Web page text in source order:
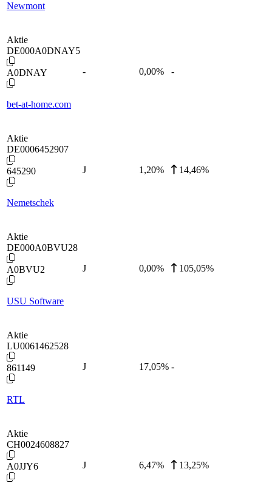
Newmont
Aktie
DE000A0DNAY5
A0DNAY
bet-at-home.com
- 0,00% -
Aktie
DE0006452907
645290
Nemetschek
J 1,20% 14,46%
Aktie
DE000A0BVU28
A0BVU2
USU Software
J 0,00% 105,05%
Aktie
LU0061462528
861149
RTL
J 17,05% -
Aktie
CH0024608827
A0JJY6 J 6,47% 13,25%